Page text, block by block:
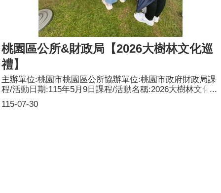
桃園區公所&財政局【2026大樹林文化巡
禮】
115-07-30
主辦單位:桃園市桃園區公所協辦單位:桃園市政府財政局課
程/活動日期:115年5月9日課程/活動名稱:2026大樹林文化巡
禮課程/活動對象:一般民眾辦理形式:發放性別平等文宣資料
課程/活動簡介(大綱):藉由參與「2026大樹林文化巡禮」活